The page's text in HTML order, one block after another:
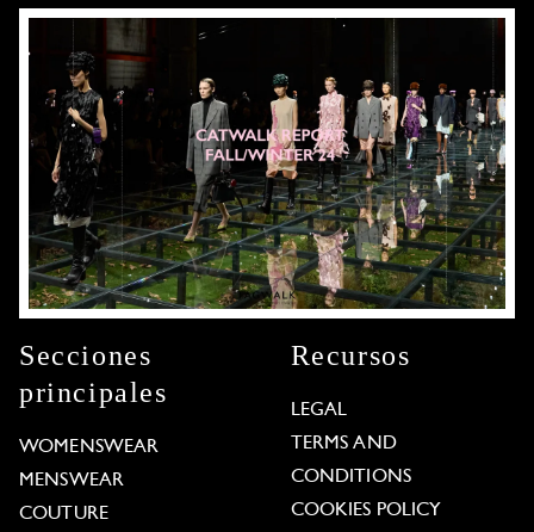
Secciones
principales
WOMENSWEAR
MENSWEAR
COUTURE
Recursos
LEGAL
TERMS AND
CONDITIONS
COOKIES POLICY